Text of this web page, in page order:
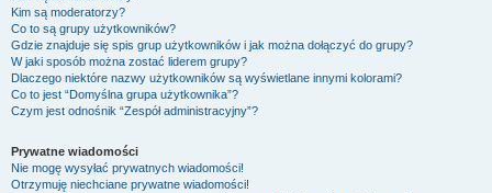
Kim są moderatorzy?
Co to są grupy użytkowników?
Gdzie znajduje się spis grup użytkowników i jak można dołączyć do grupy?
W jaki sposób można zostać liderem grupy?
Dlaczego niektóre nazwy użytkowników są wyświetlane innymi kolorami?
Co to jest “Domyślna grupa użytkownika”?
Czym jest odnośnik “Zespół administracyjny”?
Prywatne wiadomości
Nie mogę wysyłać prywatnych wiadomości!
Otrzymuję niechciane prywatne wiadomości!